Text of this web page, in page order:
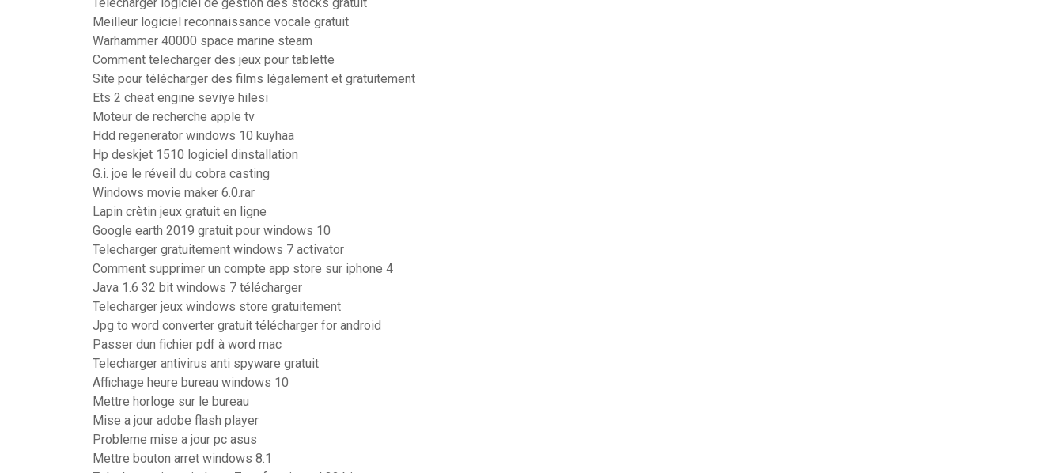
Meilleur logiciel reconnaissance vocale gratuit
Warhammer 40000 space marine steam
Comment telecharger des jeux pour tablette
Site pour télécharger des films légalement et gratuitement
Ets 2 cheat engine seviye hilesi
Moteur de recherche apple tv
Hdd regenerator windows 10 kuyhaa
Hp deskjet 1510 logiciel dinstallation
G.i. joe le réveil du cobra casting
Windows movie maker 6.0.rar
Lapin crètin jeux gratuit en ligne
Google earth 2019 gratuit pour windows 10
Telecharger gratuitement windows 7 activator
Comment supprimer un compte app store sur iphone 4
Java 1.6 32 bit windows 7 télécharger
Telecharger jeux windows store gratuitement
Jpg to word converter gratuit télécharger for android
Passer dun fichier pdf à word mac
Telecharger antivirus anti spyware gratuit
Affichage heure bureau windows 10
Mettre horloge sur le bureau
Mise a jour adobe flash player
Probleme mise a jour pc asus
Mettre bouton arret windows 8.1